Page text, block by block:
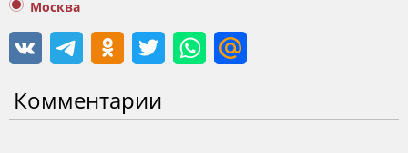
Москва
Комментарии